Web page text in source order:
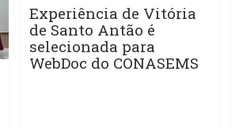
Experiência de Vitória
de Santo Antão é
selecionada para
WebDoc do CONASEMS